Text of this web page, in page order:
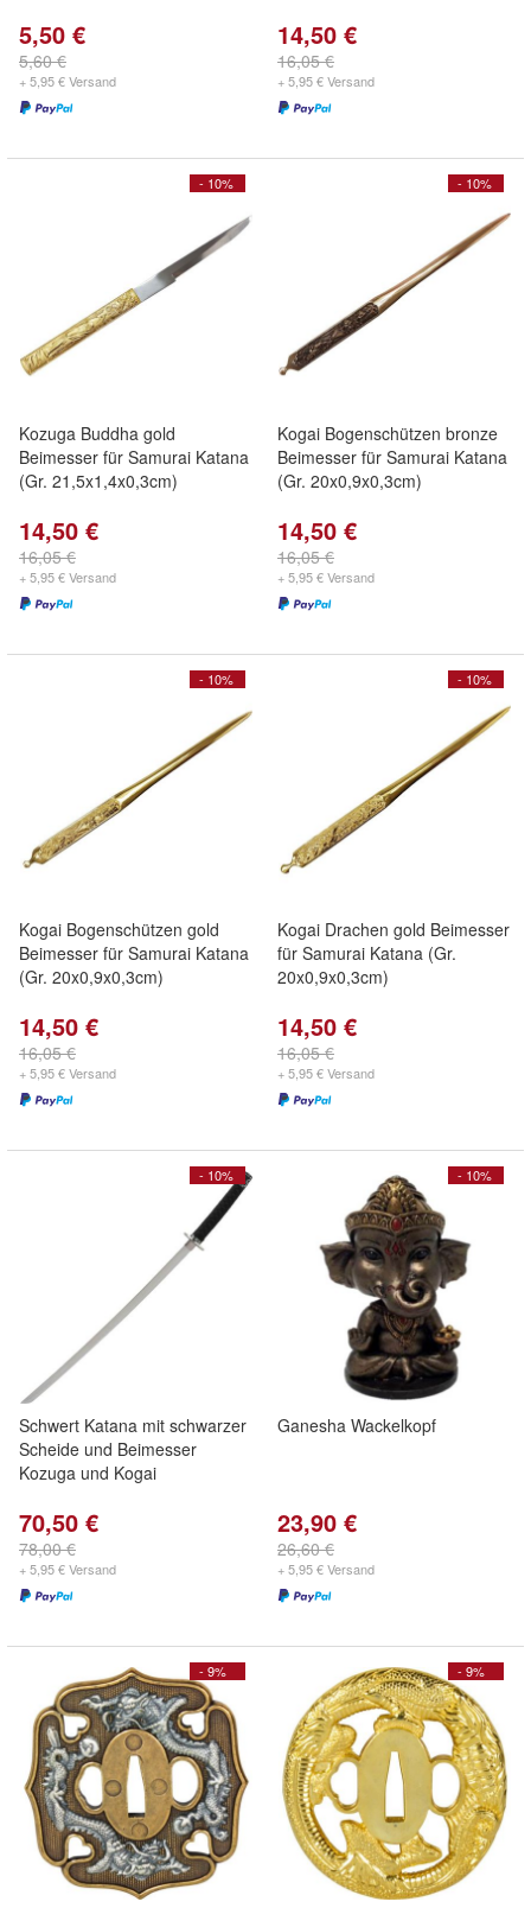
5,50 €
5,60 €
+ 5,95 € Versand
14,50 €
16,05 €
+ 5,95 € Versand
- 10%
Kozuga Buddha gold
Beimesser für Samurai Katana
(Gr. 21,5x1,4x0,3cm)
14,50 €
16,05 €
+ 5,95 € Versand
- 10%
Kogai Bogenschützen bronze
Beimesser für Samurai Katana
(Gr. 20x0,9x0,3cm)
14,50 €
16,05 €
+ 5,95 € Versand
- 10%
Kogai Bogenschützen gold
Beimesser für Samurai Katana
(Gr. 20x0,9x0,3cm)
14,50 €
16,05 €
+ 5,95 € Versand
- 10%
Kogai Drachen gold Beimesser
für Samurai Katana (Gr.
20x0,9x0,3cm)
14,50 €
16,05 €
+ 5,95 € Versand
- 10%
Schwert Katana mit schwarzer
Scheide und Beimesser
Kozuga und Kogai
70,50 €
78,00 €
+ 5,95 € Versand
- 10%
Ganesha Wackelkopf
23,90 €
26,60 €
+ 5,95 € Versand
- 9% - 9%